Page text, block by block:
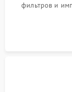
фильтров и